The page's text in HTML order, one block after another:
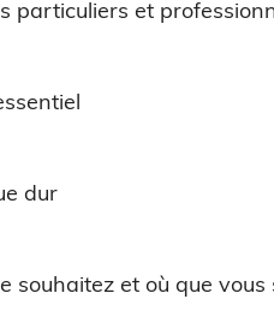
particuliers et
dur
souhaitez et où que vous